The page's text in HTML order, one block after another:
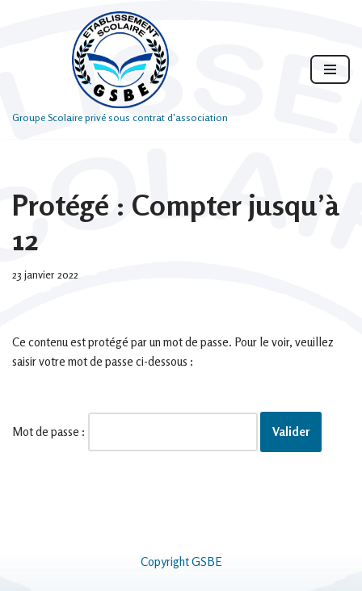
Groupe Scolaire privé sous contrat d'association
Protégé : Compter jusqu’à
12
23 janvier 2022
Ce contenu est protégé par un mot de passe. Pour le voir, veuillez
saisir votre mot de passe ci-dessous :
Mot de passe :
Copyright GSBE